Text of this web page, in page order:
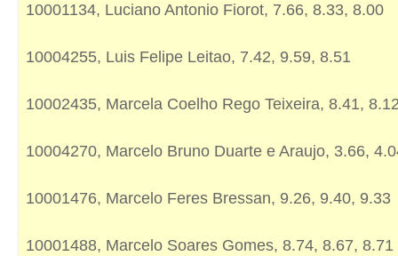
10001134, Luciano Antonio Fiorot, 7.66, 8.33, 8.00
10004255, Luis Felipe Leitao, 7.42, 9.59, 8.51
10002435, Marcela Coelho Rego Teixeira, 8.41,
10004270, Marcelo Bruno Duarte e Araujo, 3.66,
10001476, Marcelo Feres Bressan, 9.26, 9.40, 9.33
10001488, Marcelo Soares Gomes, 8.74, 8.67, 8.71